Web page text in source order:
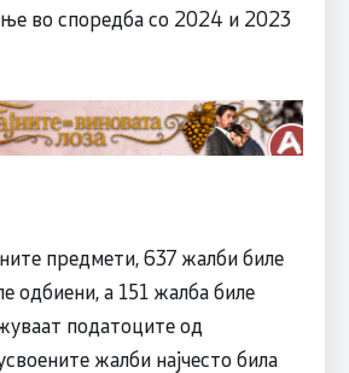
во споредба со 2024 и 2023
предмети, 637 жалби биле
одбиени, а 151 жалба биле
податоците од
жалби најчесто била